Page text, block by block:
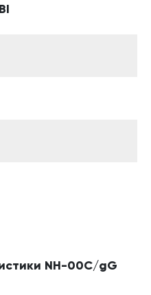
NH-00C/gG